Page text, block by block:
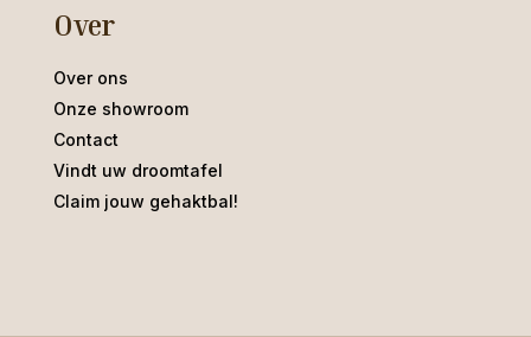
Over
Over ons
Onze showroom
Contact
Vindt uw droomtafel
Claim jouw gehaktbal!